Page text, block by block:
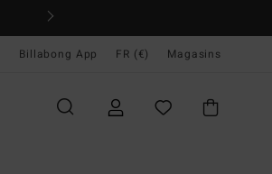
Billabong App FR (€) Magasins